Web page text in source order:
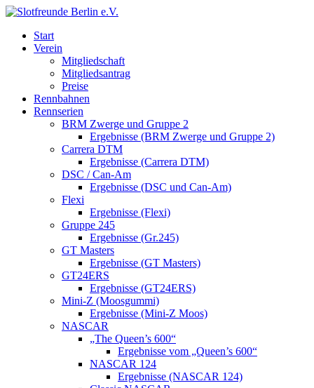
Start
Verein
Mitgliedschaft
Mitgliedsantrag
Preise
Rennbahnen
Rennserien
BRM Zwerge und Gruppe 2
Ergebnisse (BRM Zwerge und Gruppe 2)
Carrera DTM
Ergebnisse (Carrera DTM)
DSC / Can-Am
Ergebnisse (DSC und Can-Am)
Flexi
Ergebnisse (Flexi)
Gruppe 245
Ergebnisse (Gr.245)
GT Masters
Ergebnisse (GT Masters)
GT24ERS
Ergebnisse (GT24ERS)
Mini-Z (Moosgummi)
Ergebnisse (Mini-Z Moos)
NASCAR
„The Queen’s 600“
Ergebnisse vom „Queen’s 600“
NASCAR 124
Ergebnisse (NASCAR 124)